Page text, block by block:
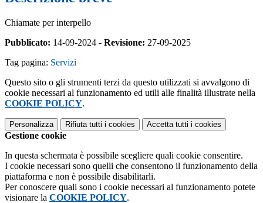
Chiamate per interpello
Pubblicato: 14-09-2024 - Revisione: 27-09-2025
Tag pagina: Servizi
Questo sito o gli strumenti terzi da questo utilizzati si avvalgono di
cookie necessari al funzionamento ed utili alle finalità illustrate nella
COOKIE POLICY.
Personalizza Rifiuta tutti i cookies Accetta tutti i cookies
Gestione cookie
In questa schermata è possibile scegliere quali cookie consentire.
I cookie necessari sono quelli che consentono il funzionamento della
piattaforma e non è possibile disabilitarli.
Per conoscere quali sono i cookie necessari al funzionamento potete
visionare la COOKIE POLICY.